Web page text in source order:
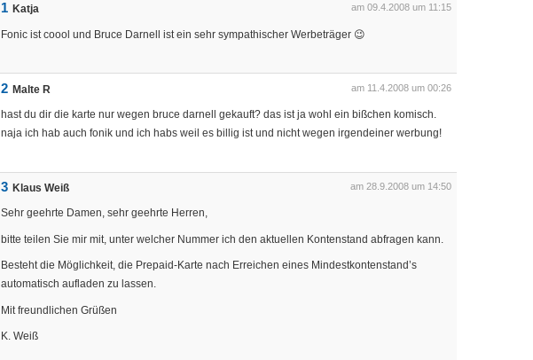
am 09.4.2008 um 11:15
1 Katja
Fonic ist coool und Bruce Darnell ist ein sehr sympathischer Werbeträger 😉
am 11.4.2008 um 00:26
2 Malte R
hast du dir die karte nur wegen bruce darnell gekauft? das ist ja wohl ein bißchen komisch.
naja ich hab auch fonik und ich habs weil es billig ist und nicht wegen irgendeiner werbung!
am 28.9.2008 um 14:50
3 Klaus Weiß
Sehr geehrte Damen, sehr geehrte Herren,
bitte teilen Sie mir mit, unter welcher Nummer ich den aktuellen Kontenstand abfragen kann.
Besteht die Möglichkeit, die Prepaid-Karte nach Erreichen eines Mindestkontenstand’s
automatisch aufladen zu lassen.
Mit freundlichen Grüßen
K. Weiß